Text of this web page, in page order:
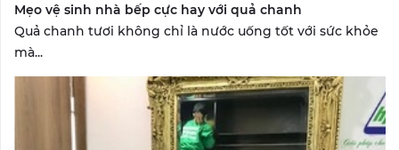
Mẹo vệ sinh nhà bếp cực hay với quả chanh
Quả chanh tươi không chỉ là nước uống tốt với sức khỏe
mà...